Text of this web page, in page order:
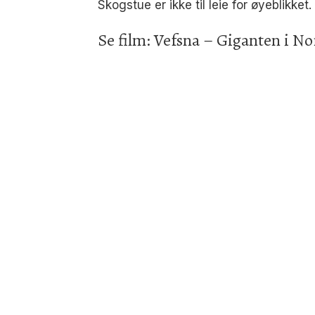
Skogstue er ikke til leie for øyeblikket.
Se film: Vefsna – Giganten i